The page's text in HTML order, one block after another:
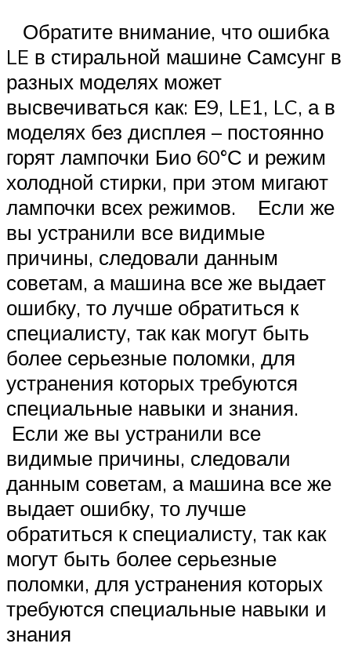
Обратите внимание, что ошибка
LE в стиральной машине Самсунг в
разных моделях может
высвечиваться как: Е9, LE1, LC, а в
моделях без дисплея – постоянно
горят лампочки Био 60°С и режим
холодной стирки, при этом мигают
лампочки всех режимов. Если же
вы устранили все видимые
причины, следовали данным
советам, а машина все же выдает
ошибку, то лучше обратиться к
специалисту, так как могут быть
более серьезные поломки, для
устранения которых требуются
специальные навыки и знания.
Если же вы устранили все
видимые причины, следовали
данным советам, а машина все же
выдает ошибку, то лучше
обратиться к специалисту, так как
могут быть более серьезные
поломки, для устранения которых
требуются специальные навыки и
знания